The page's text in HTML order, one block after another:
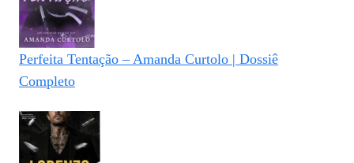
Perfeita Tentação – Amanda Curtolo | Dossiê
Completo